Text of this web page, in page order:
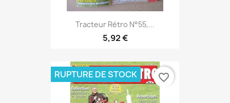
Tracteur Rétro N°55,...
5,92 €
RUPTURE DE STOCK favorite_border